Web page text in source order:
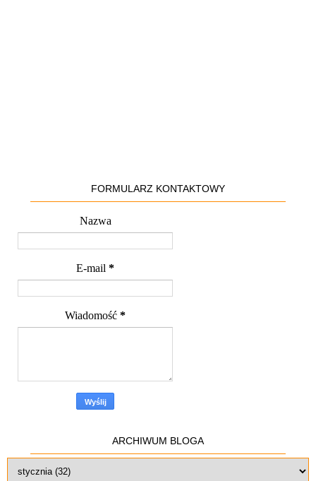
FORMULARZ KONTAKTOWY
Nazwa
E-mail *
Wiadomość *
ARCHIWUM BLOGA